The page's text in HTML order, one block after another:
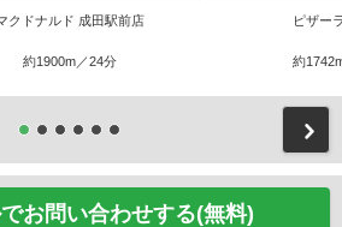
クドナルド 成田駅前店
約1900m／24分
ピザー
約
お問い合わせする(無料)